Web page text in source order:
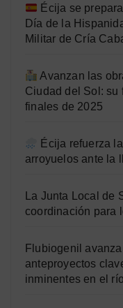
Écija se
Día de la
Militar de Cría
Avanzan las
Ciudad del Sol: su
finales de 2025
Écija refuerza
arroyuelos ante la
La Junta Local de
coordinación para
Flubiogenil
anteproyectos
inminentes en el